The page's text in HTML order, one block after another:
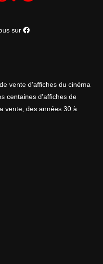
sur
vente d’affiches du cinéma
centaines d’affiches de
vente, des années 30 à